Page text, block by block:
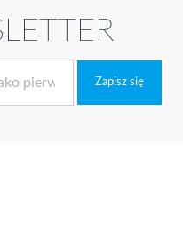
Zapisz się